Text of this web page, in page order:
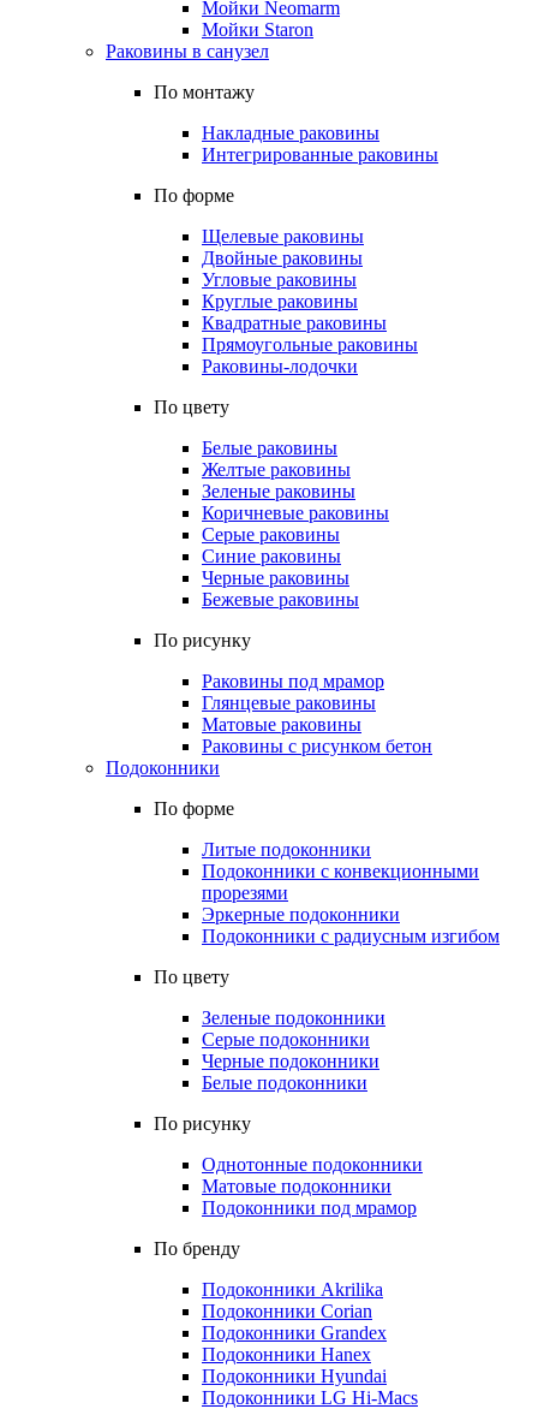
Мойки Neomarm
Мойки Staron
Раковины в санузел
По монтажу
Накладные раковины
Интегрированные раковины
По форме
Щелевые раковины
Двойные раковины
Угловые раковины
Круглые раковины
Квадратные раковины
Прямоугольные раковины
Раковины-лодочки
По цвету
Белые раковины
Желтые раковины
Зеленые раковины
Коричневые раковины
Серые раковины
Синие раковины
Черные раковины
Бежевые раковины
По рисунку
Раковины под мрамор
Глянцевые раковины
Матовые раковины
Раковины с рисунком бетон
Подоконники
По форме
Литые подоконники
Подоконники с конвекционными
прорезями
Эркерные подоконники
Подоконники с радиусным изгибом
По цвету
Зеленые подоконники
Серые подоконники
Черные подоконники
Белые подоконники
По рисунку
Однотонные подоконники
Матовые подоконники
Подоконники под мрамор
По бренду
Подоконники Akrilika
Подоконники Corian
Подоконники Grandex
Подоконники Hanex
Подоконники Hyundai
Подоконники LG Hi-Macs